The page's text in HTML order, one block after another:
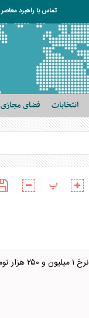
تماس با راهبرد معاصر
انتخابات فضای مجازی
پ